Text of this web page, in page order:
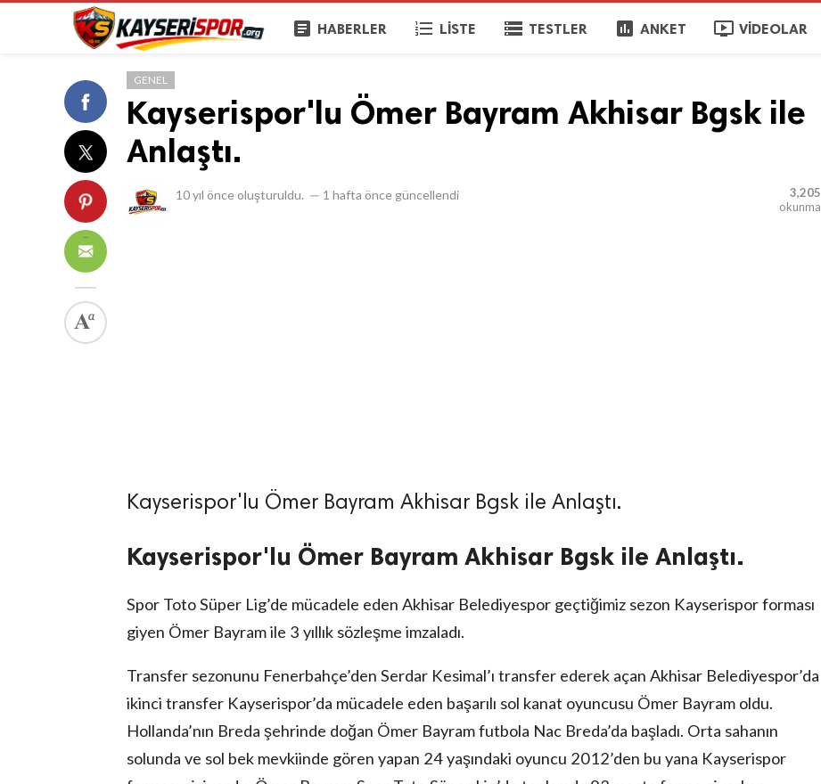
article HABERLER format_list_numbered LISTE storage TESTLER poll ANKET ondemand_video VIDEOLAR
GENEL
Kayserispor'lu Ömer Bayram Akhisar Bgsk ile
Anlaştı.
10 yıl önce oluşturuldu. — 1 hafta önce güncellendi
3,205
okunma
Kayserispor'lu Ömer Bayram Akhisar Bgsk ile Anlaştı.
Kayserispor'lu Ömer Bayram Akhisar Bgsk ile Anlaştı.
Spor Toto Süper Lig’de mücadele eden Akhisar Belediyespor geçtiğimiz sezon Kayserispor forması
giyen Ömer Bayram ile 3 yıllık sözleşme imzaladı.
Transfer sezonunu Fenerbahçe’den Serdar Kesimal’ı transfer ederek açan Akhisar Belediyespor’da
ikinci transfer Kayserispor’da mücadele eden başarılı sol kanat oyuncusu Ömer Bayram oldu.
Hollanda’nın Breda şehrinde doğan Ömer Bayram futbola Nac Breda’da başladı. Orta sahanın
solunda ve sol bek mevkiinde gören yapan 24 yaşındaki oyuncu 2012’den bu yana Kayserispor